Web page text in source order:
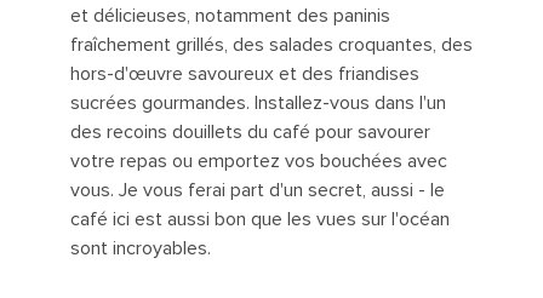
et délicieuses, notamment des paninis
fraîchement grillés, des salades croquantes, des
hors-d'œuvre savoureux et des friandises
sucrées gourmandes. Installez-vous dans l'un
des recoins douillets du café pour savourer
votre repas ou emportez vos bouchées avec
vous. Je vous ferai part d'un secret, aussi - le
café ici est aussi bon que les vues sur l'océan
sont incroyables.